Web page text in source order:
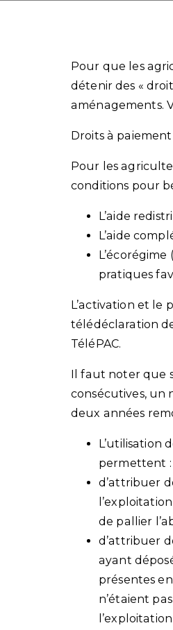
Pour que les
détenir des «
aménagements.
Droits à
Pour les
conditions pour
L’aide
L’aide
pratiques
L’activation et le
télédéclaration
TéléPAC.
Il faut noter que
consécutives, un
deux années
L’utilisation
permettent :
d’attribuer
de pallier
d’attribuer
ayant
présentes
n’étaient